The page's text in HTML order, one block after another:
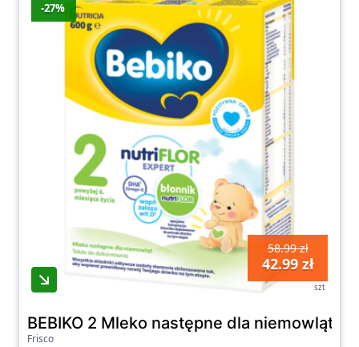
-27%
58.99 zł
42.99 zł
szt
BEBIKO 2 Mleko następne dla niemowląt
Frisco